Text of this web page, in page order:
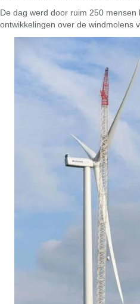
De dag werd door ruim 250
ontwikkelingen over de windmolens